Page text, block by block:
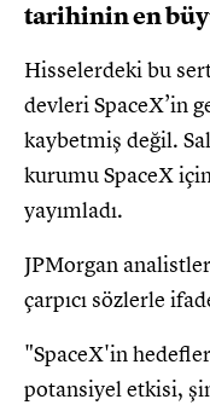
tarihinin en
Hisselerdeki bu
devleri SpaceX’in
kaybetmiş değil.
kurumu SpaceX
yayımladı.
JPMorgan
çarpıcı sözlerle
"SpaceX'in
potansiyel etkisi,